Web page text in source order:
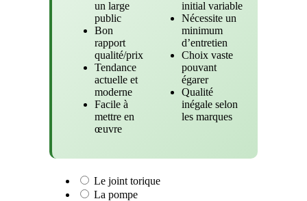
un large
public
Bon
rapport
qualité/prix
Tendance
actuelle et
moderne
Facile à
mettre en
œuvre
initial variable
Nécessite un
minimum
d’entretien
Choix vaste
pouvant
égarer
Qualité
inégale selon
les marques
Le joint torique
La pompe